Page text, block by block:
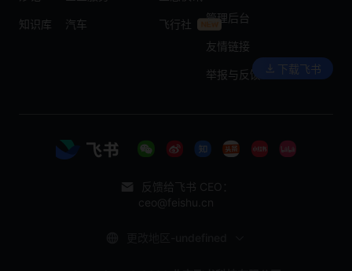
知识库 汽车 飞行社 管理后台
友情链接
举报与反馈 下载飞书
反馈给飞书 CEO：
ceo@feishu.cn